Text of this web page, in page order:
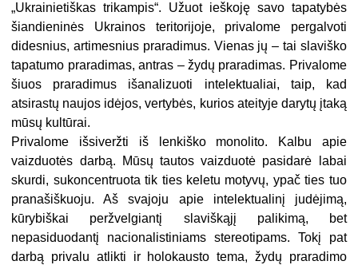
„Ukrainietiškas trikampis“. Užuot ieškoję savo tapatybės
šiandieninės Ukrainos teritorijoje, privalome pergalvoti
didesnius, artimesnius praradimus. Vienas jų – tai slaviško
tapatumo praradimas, antras – žydų praradimas. Privalome
šiuos praradimus išanalizuoti intelektualiai, taip, kad
atsirastų naujos idėjos, vertybės, kurios ateityje darytų įtaką
mūsų kultūrai.
Privalome išsiveržti iš lenkiško monolito. Kalbu apie
vaizduotės darbą. Mūsų tautos vaizduotė pasidarė labai
skurdi, sukoncentruota tik ties keletu motyvų, ypač ties tuo
pranašiškuoju. Aš svajoju apie intelektualinį judėjimą,
kūrybiškai peržvelgiantį slaviškąjį palikimą, bet
nepasiduodantį nacionalistiniams stereotipams. Tokį pat
darbą privalu atlikti ir holokausto tema, žydų praradimo